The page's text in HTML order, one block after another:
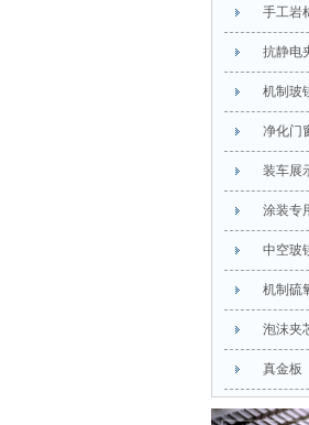
手工岩
抗静电
机制玻
净化门
装车展
涂装专
中空玻
机制硫
泡沫夹
真金板